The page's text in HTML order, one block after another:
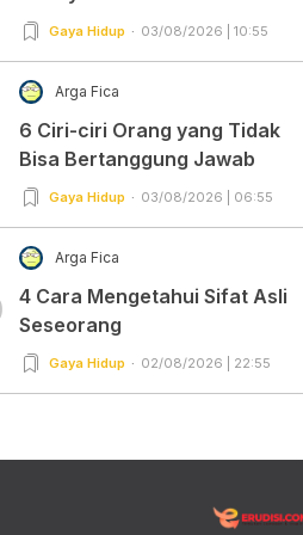
Gaya Hidup 03/08/2026 | 10:55
Arga Fica
6 Ciri-ciri Orang yang Tidak
Bisa Bertanggung Jawab
Gaya Hidup 03/08/2026 | 06:55
Arga Fica
4 Cara Mengetahui Sifat Asli
Seseorang
Gaya Hidup 02/08/2026 | 22:55